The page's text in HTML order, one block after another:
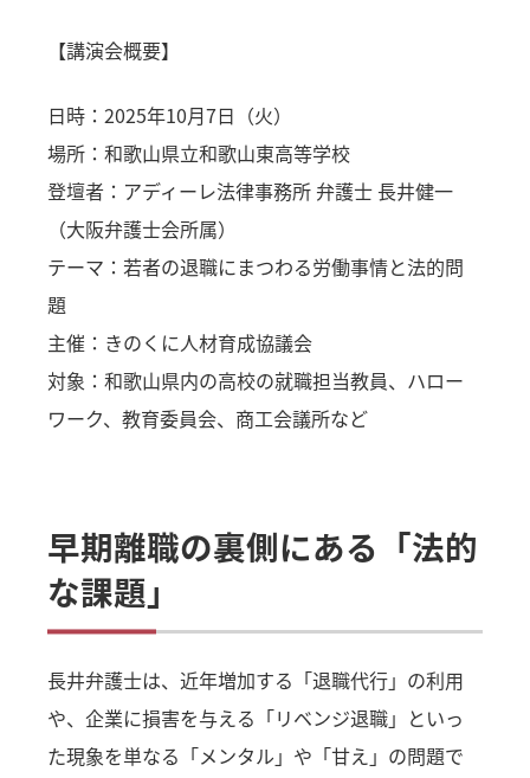
【講演会概要】
日時：2025年10月7日（火）
場所：和歌山県立和歌山東高等学校
登壇者：アディーレ法律事務所 弁護士 長井健一
（大阪弁護士会所属）
テーマ：若者の退職にまつわる労働事情と法的問
題
主催：きのくに人材育成協議会
対象：和歌山県内の高校の就職担当教員、ハロー
ワーク、教育委員会、商工会議所など
早期離職の裏側にある「法的
な課題」
長井弁護士は、近年増加する「退職代行」の利用
や、企業に損害を与える「リベンジ退職」といっ
た現象を単なる「メンタル」や「甘え」の問題で